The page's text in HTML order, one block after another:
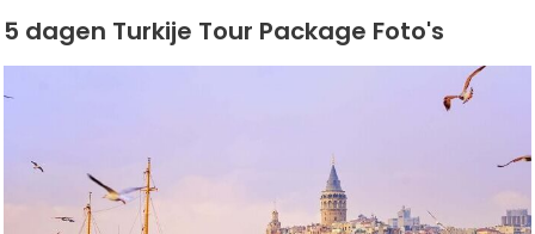
5 dagen Turkije Tour Package Foto's